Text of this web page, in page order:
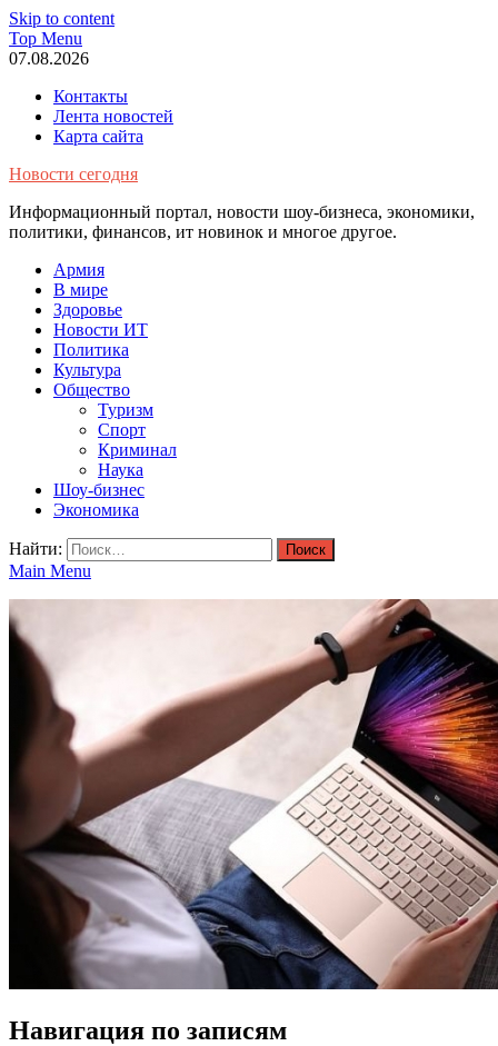
Skip to content
Top Menu
07.08.2026
Контакты
Лента новостей
Карта сайта
Новости сегодня
Информационный портал, новости шоу-бизнеса, экономики,
политики, финансов, ит новинок и многое другое.
Армия
В мире
Здоровье
Новости ИТ
Политика
Культура
Общество
Туризм
Спорт
Криминал
Наука
Шоу-бизнес
Экономика
Найти:
Main Menu
Навигация по записям